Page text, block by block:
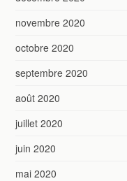
novembre 2020
octobre 2020
septembre 2020
août 2020
juillet 2020
juin 2020
mai 2020